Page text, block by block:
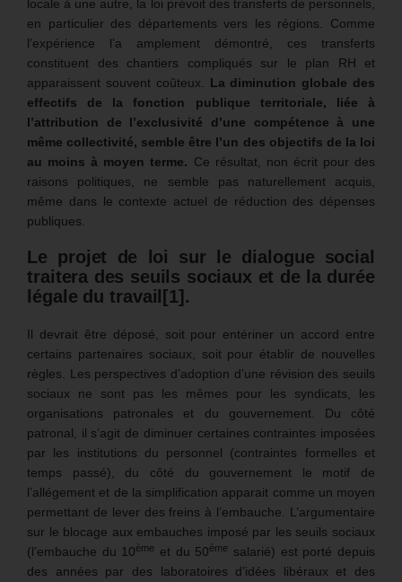
locale à une autre, la loi prévoit des transferts de personnels,
en particulier des départements vers les régions. Comme
l’expérience l’a amplement démontré, ces transferts
constituent des chantiers compliqués sur le plan RH et
apparaissent souvent coûteux. La diminution globale des
effectifs de la fonction publique territoriale, liée à
l’attribution de l’exclusivité d’une compétence à une
même collectivité, semble être l’un des objectifs de la loi
au moins à moyen terme. Ce résultat, non écrit pour des
raisons politiques, ne semble pas naturellement acquis,
même dans le contexte actuel de réduction des dépenses
publiques.
Le projet de loi sur le dialogue social
traitera des seuils sociaux et de la durée
légale du travail [1] .
Il devrait être déposé, soit pour entériner un accord entre
certains partenaires sociaux, soit pour établir de nouvelles
règles. Les perspectives d’adoption d’une révision des seuils
sociaux ne sont pas les mêmes pour les syndicats, les
organisations patronales et du gouvernement. Du côté
patronal, il s’agit de diminuer certaines contraintes imposées
par les institutions du personnel (contraintes formelles et
temps passé), du côté du gouvernement le motif de
l’allégement et de la simplification apparait comme un moyen
permettant de lever des freins à l’embauche. L’argumentaire
sur le blocage aux embauches imposé par les seuils sociaux
(l’embauche du 10ème et du 50ème
salarié) est porté depuis
des années par des laboratoires d’idées libéraux et des